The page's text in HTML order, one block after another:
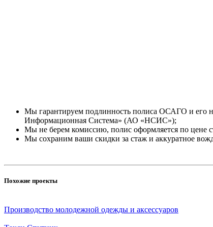
Мы гарантируем подлинность полиса ОСАГО и его
Информационная Система» (АО «НСИС»);
Мы не берем комиссию, полис оформляется по цене
Мы сохраним ваши скидки за стаж и аккуратное
Похожие проекты
Производство молодежной одежды и аксессуаров